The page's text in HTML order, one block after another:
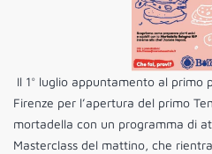
Il 1° luglio appuntamento al primo
Firenze per l’apertura del primo
mortadella con un programma di
Masterclass del mattino, che